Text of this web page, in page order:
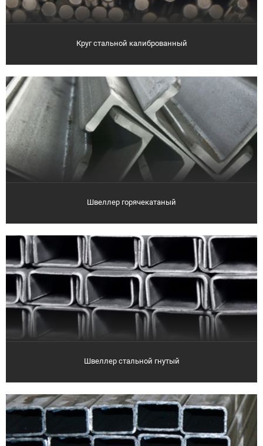
Круг стальной калиброванный
Швеллер горячекатаный
Швеллер стальной гнутый